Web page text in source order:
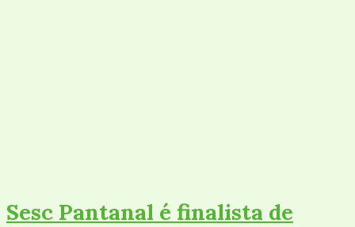
Sesc Pantanal é finalista de